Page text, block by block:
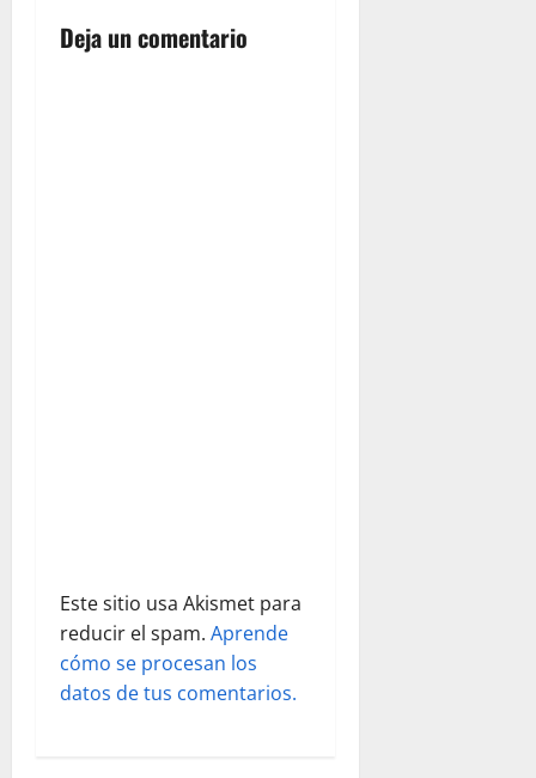
g
r
a
d
Deja un comentario
Este sitio usa Akismet para
reducir el spam. Aprende
cómo se procesan los
datos de tus comentarios.